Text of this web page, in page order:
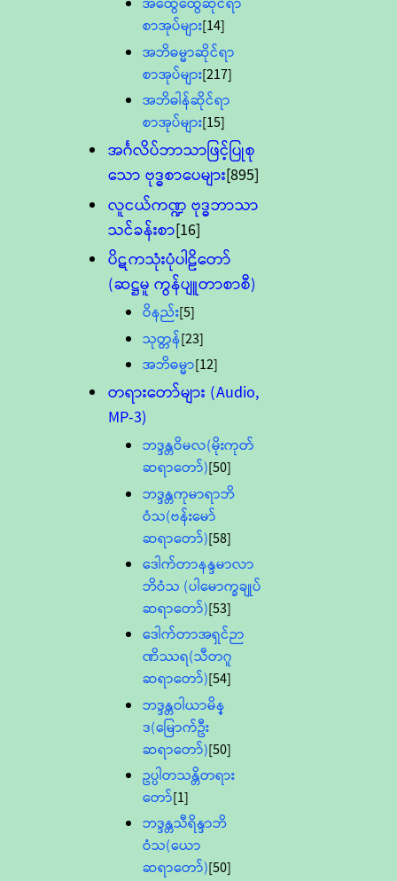
စာအုပ်များ[14]
အဘိဓမ္မာဆိုင်ရာ
စာအုပ်များ[217]
အဘိဓါန်ဆိုင်ရာ
စာအုပ်များ[15]
အင်္ဂလိပ်ဘာသာဖြင့်ပြုစု
သော ဗုဒ္ဓစာပေများ[895]
လူငယ်ကဏ္ဍ ဗုဒ္ဓဘာသာ
သင်ခန်းစာ[16]
ပိဋကသုံးပုံပါဠိတော်
(ဆဋ္ဌမူ ကွန်ပျူတာစာစီ)
ဝိနည်း[5]
သုတ္တန်[23]
အဘိဓမ္မာ[12]
တရားတော်များ (Audio,
MP-3)
ဘဒ္ဒန္တဝိမလ(မိုးကုတ်
ဆရာတော်)[50]
ဘဒ္ဒန္တကုမာရာဘိ
ဝံသ(ဗန်းမော်
ဆရာတော်)[58]
ဒေါက်တာနန္ဒမာလာ
ဘိဝံသ (ပါမောက္ခချုပ်
ဆရာတော်)[53]
ဒေါက်တာအရှင်ဉာ
ဏိဿရ(သီတဂူ
ဆရာတော်)[54]
ဘဒ္ဒန္တဝါယာမိန္
ဒ(မြောက်ဦး
ဆရာတော်)[50]
ဥပ္ပါတသန္တိတရား
တော်[1]
ဘဒ္ဒန္တသီရိန္ဒာဘိ
ဝံသ(ယော
ဆရာတော်)[50]